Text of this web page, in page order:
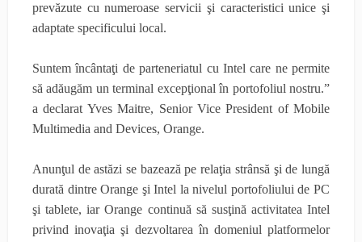
prevăzute cu numeroase servicii şi caracteristici unice şi
adaptate specificului local.
Suntem încântaţi de parteneriatul cu Intel care ne permite
să adăugăm un terminal excepţional în portofoliul nostru.”
a declarat Yves Maitre, Senior Vice President of Mobile
Multimedia and Devices, Orange.
Anunţul de astăzi se bazează pe relaţia strânsă şi de lungă
durată dintre Orange şi Intel la nivelul portofoliului de PC
şi tablete, iar Orange continuă să susţină activitatea Intel
privind inovaţia şi dezvoltarea în domeniul platformelor